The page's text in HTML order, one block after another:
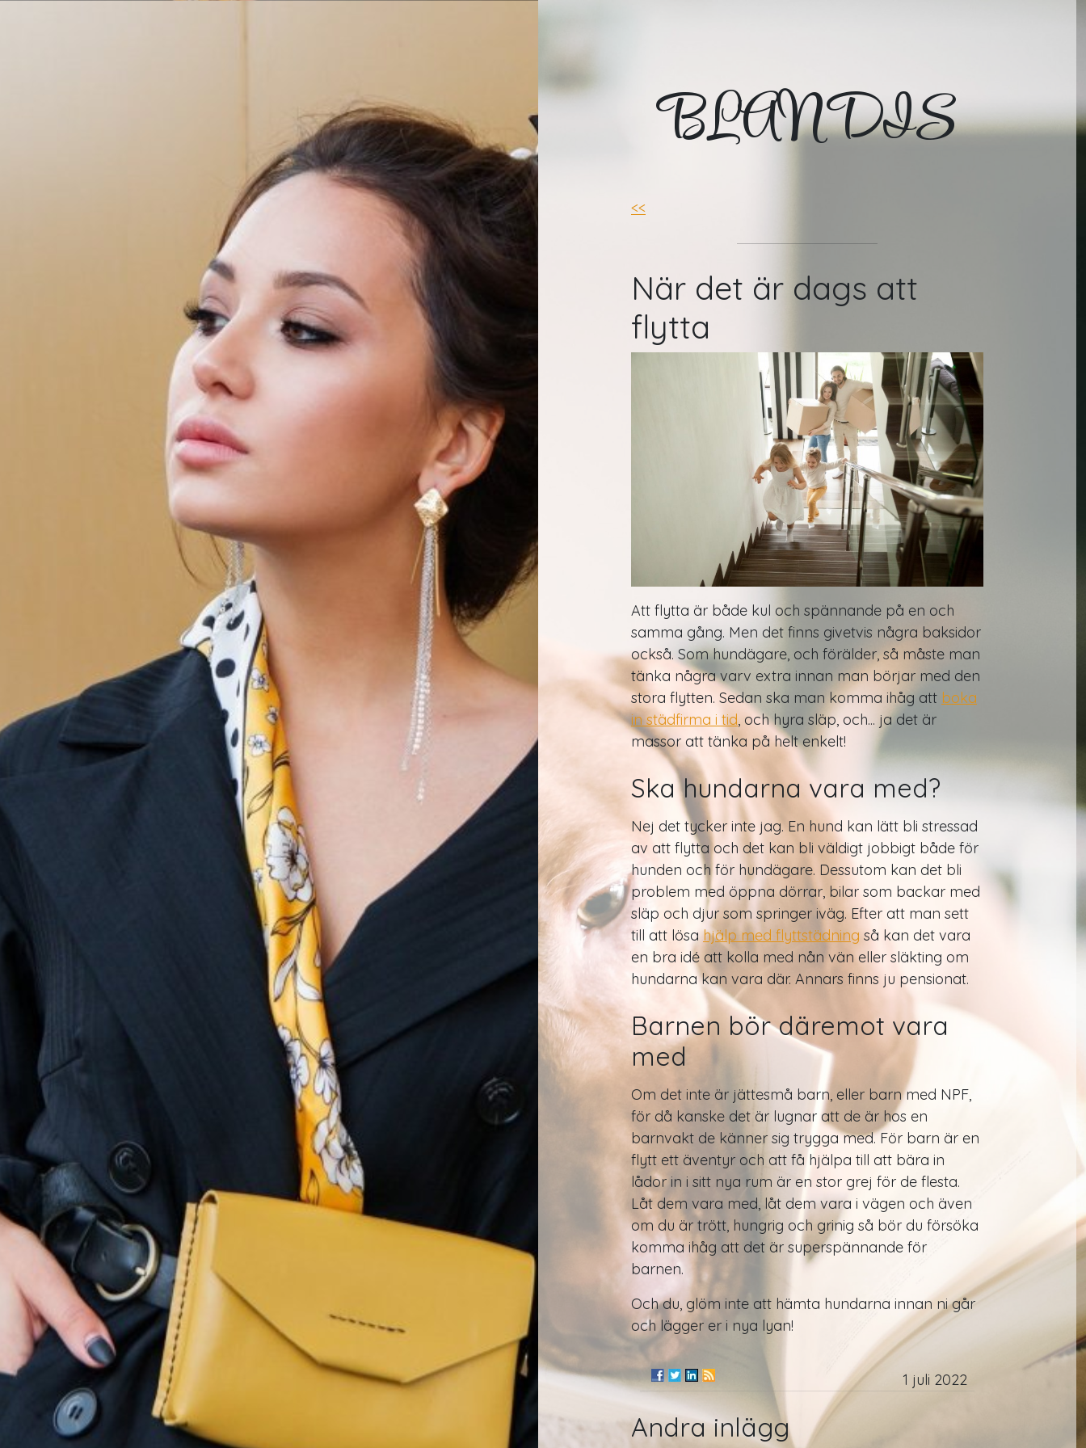
BLANDIS
<<
När det är dags att
flytta
Att flytta är både kul och spännande på en och
samma gång. Men det finns givetvis några baksidor
också. Som hundägare, och förälder, så måste man
tänka några varv extra innan man börjar med den
stora flytten. Sedan ska man komma ihåg att boka
in städfirma i tid, och hyra släp, och... ja det är
massor att tänka på helt enkelt!
Ska hundarna vara med?
Nej det tycker inte jag. En hund kan lätt bli stressad
av att flytta och det kan bli väldigt jobbigt både för
hunden och för hundägare. Dessutom kan det bli
problem med öppna dörrar, bilar som backar med
släp och djur som springer iväg. Efter att man sett
till att lösahjälp med flyttstädning så kan det vara
en bra idé att kolla med nån vän eller släkting om
hundarna kan vara där. Annars finns ju pensionat.
Barnen bör däremot vara
med
Om det inte är jättesmå barn, eller barn med NPF,
för då kanske det är lugnar att de är hos en
barnvakt de känner sig trygga med. För barn är en
flytt ett äventyr och att få hjälpa till att bära in
lådor in i sitt nya rum är en stor grej för de flesta.
Låt dem vara med, låt dem vara i vägen och även
om du är trött, hungrig och grinig så bör du försöka
komma ihåg att det är superspännande för
barnen.
Och du, glöm inte att hämta hundarna innan ni går
och lägger er i nya lyan!
1 juli 2022
Andra inlägg